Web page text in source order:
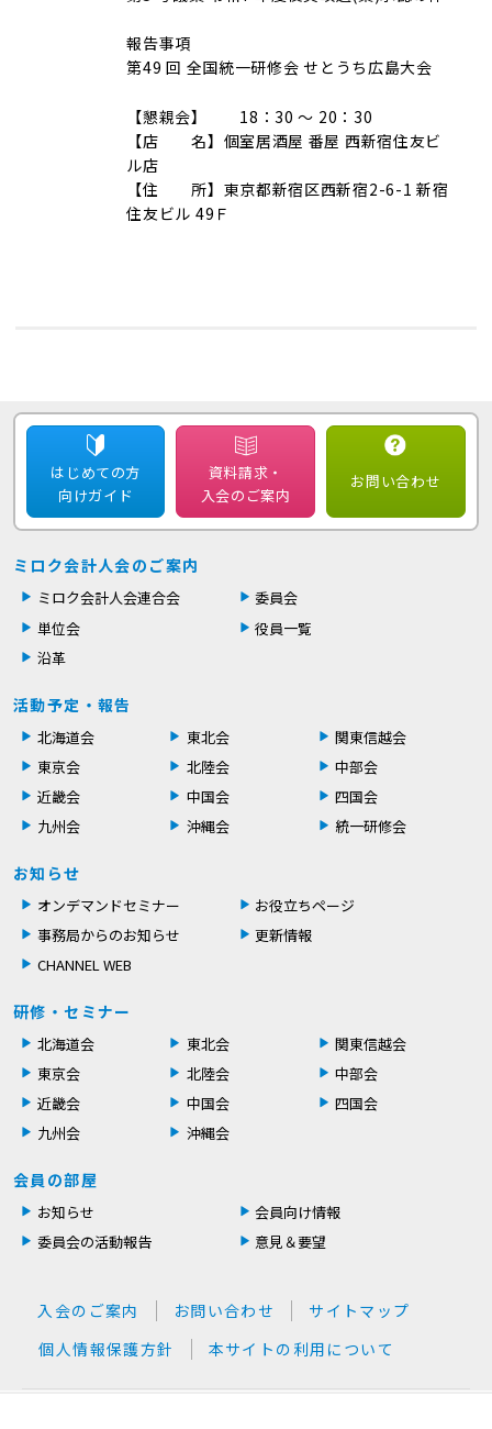
報告事項
第49 回 全国統一研修会 せとうち広島大会
【懇親会】 18：30 ～ 20：30
【店 名】個室居酒屋 番屋 西新宿住友ビ
ル店
【住 所】東京都新宿区西新宿2-6-1 新宿
住友ビル 49Ｆ
はじめての方
向けガイド
資料請求・
入会のご案内
お問い合わせ
ミロク会計人会のご案内
ミロク会計人会連合会
委員会
単位会
役員一覧
沿革
活動予定・報告
北海道会 東北会
関東信越会
東京会
北陸会
中部会
近畿会
中国会
四国会
九州会
沖縄会 統一研修会
お知らせ
オンデマンドセミナー
お役立ちページ
事務局からのお知らせ
更新情報
CHANNEL WEB
研修・セミナー
北海道会 東北会
関東信越会
東京会
北陸会
中部会
近畿会
中国会
四国会
九州会
沖縄会
会員の部屋
お知らせ
会員向け情報
委員会の活動報告
意見＆要望
入会のご案内 お問い合わせ
サイトマップ
個人情報保護方針
本サイトの利用について